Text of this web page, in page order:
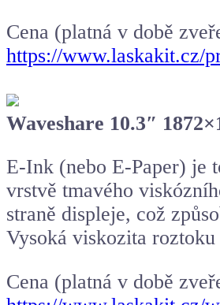
Cena (platná v době
https://www.laskakit.cz/
Waveshare 10.3″
E-Ink (nebo E-Paper) je
vrstvě tmavého
straně displeje, což
Vysoká viskozita
Cena (platná v době